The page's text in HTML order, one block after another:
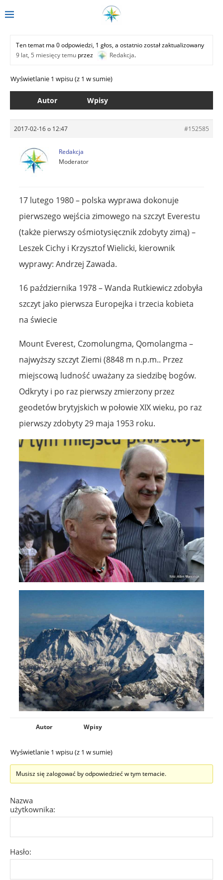
Ten temat ma 0 odpowiedzi, 1 głos, a ostatnio został zaktualizowany
9 lat, 5 miesięcy temu przez Redakcja.
Wyświetlanie 1 wpisu (z 1 w sumie)
Autor Wpisy
2017-02-16 o 12:47 #152585
Redakcja
Moderator
17 lutego 1980 – polska wyprawa dokonuje
pierwszego wejścia zimowego na szczyt Everestu
(także pierwszy ośmiotysięcznik zdobyty zimą) –
Leszek Cichy i Krzysztof Wielicki, kierownik
wyprawy: Andrzej Zawada.
16 października 1978 – Wanda Rutkiewicz zdobyła
szczyt jako pierwsza Europejka i trzecia kobieta
na świecie
Mount Everest, Czomolungma, Qomolangma –
najwyższy szczyt Ziemi (8848 m n.p.m.. Przez
miejscową ludność uważany za siedzibę bogów.
Odkryty i po raz pierwszy zmierzony przez
geodetów brytyjskich w połowie XIX wieku, po raz
pierwszy zdobyty 29 maja 1953 roku.
Autor Wpisy
Wyświetlanie 1 wpisu (z 1 w sumie)
Musisz się zalogować by odpowiedzieć w tym temacie.
Nazwa
użytkownika:
Hasło: